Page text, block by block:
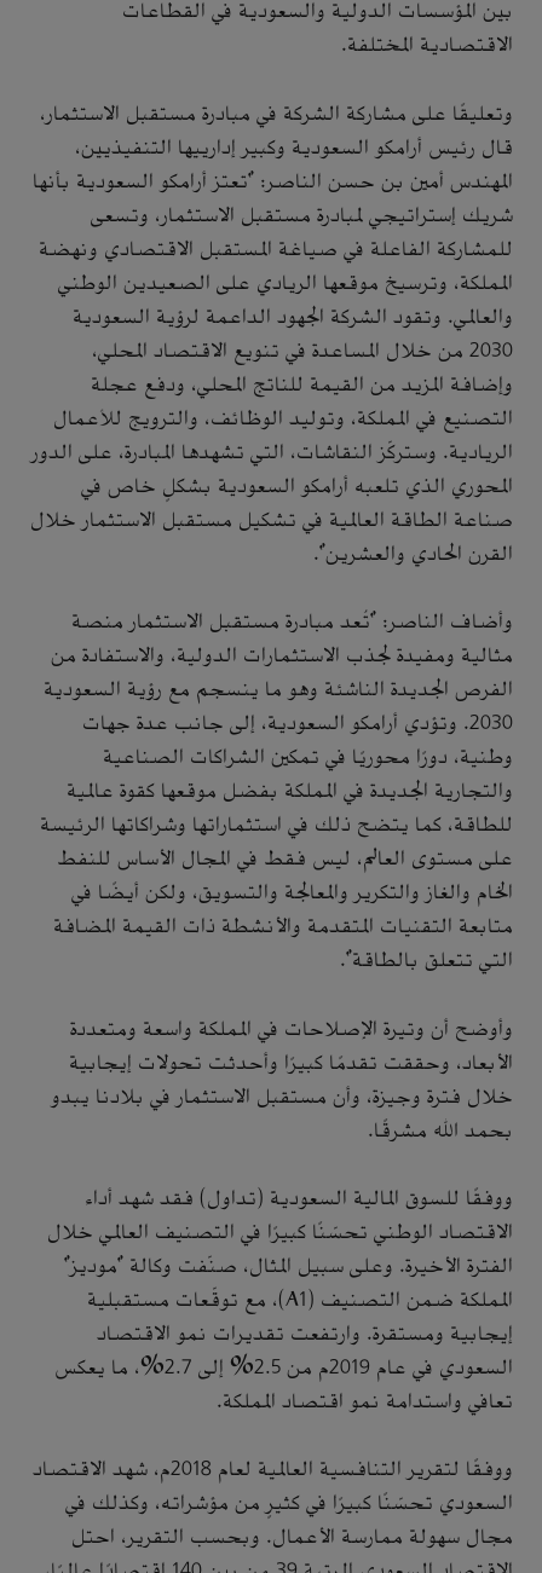
بين المؤسسات الدولية والسعودية في القطاعات
الاقتصادية المختلفة.
وتعليقًا على مشاركة الشركة في مبادرة مستقبل الاستثمار،
قال رئيس أرامكو السعودية وكبير إدارييها التنفيذيين،
المهندس أمين بن حسن الناصر: "تعتز أرامكو السعودية بأنها
شريك إستراتيجي لمبادرة مستقبل الاستثمار، وتسعى
للمشاركة الفاعلة في صياغة المستقبل الاقتصادي ونهضة
المملكة، وترسيخ موقعها الريادي على الصعيدين الوطني
والعالمي. وتقود الشركة الجهود الداعمة لرؤية السعودية
2030 من خلال المساعدة في تنويع الاقتصاد المحلي،
وإضافة المزيد من القيمة للناتج المحلي، ودفع عجلة
التصنيع في المملكة، وتوليد الوظائف، والترويج للأعمال
الريادية. وستركّز النقاشات، التي تشهدها المبادرة، على الدور
المحوري الذي تلعبه أرامكو السعودية بشكلٍ خاص في
صناعة الطاقة العالمية في تشكيل مستقبل الاستثمار خلال
القرن الحادي والعشرين".
وأضاف الناصر: "تُعد مبادرة مستقبل الاستثمار منصة
مثالية ومفيدة لجذب الاستثمارات الدولية، والاستفادة من
الفرص الجديدة الناشئة وهو ما ينسجم مع رؤية السعودية
2030. وتؤدي أرامكو السعودية، إلى جانب عدة جهات
وطنية، دورًا محوريًا في تمكين الشراكات الصناعية
والتجارية الجديدة في المملكة بفضل موقعها كقوة عالمية
للطاقة، كما يتضح ذلك في استثماراتها وشراكاتها الرئيسة
على مستوى العالم، ليس فقط في المجال الأساس للنفط
الخام والغاز والتكرير والمعالجة والتسويق، ولكن أيضًا في
متابعة التقنيات المتقدمة والأنشطة ذات القيمة المضافة
التي تتعلق بالطاقة".
وأوضح أن وتيرة الإصلاحات في المملكة واسعة ومتعددة
الأبعاد، وحققت تقدمًا كبيرًا وأحدثت تحولات إيجابية
خلال فترة وجيزة، وأن مستقبل الاستثمار في بلادنا يبدو
بحمد الله مشرقًا.
ووفقًا للسوق المالية السعودية (تداول) فقد شهد أداء
الاقتصاد الوطني تحسّنًا كبيرًا في التصنيف العالمي خلال
الفترة الأخيرة. وعلى سبيل المثال، صنّفت وكالة "موديز"
المملكة ضمن التصنيف (A1)، مع توقّعات مستقبلية
إيجابية ومستقرة. وارتفعت تقديرات نمو الاقتصاد
السعودي في عام 2019م من 2.5% إلى 2.7%، ما يعكس
تعافي واستدامة نمو اقتصاد المملكة.
ووفقًا لتقرير التنافسية العالمية لعام 2018م، شهد الاقتصاد
السعودي تحسّنًا كبيرًا في كثيرٍ من مؤشراته، وكذلك في
مجال سهولة ممارسة الأعمال. وبحسب التقرير، احتل